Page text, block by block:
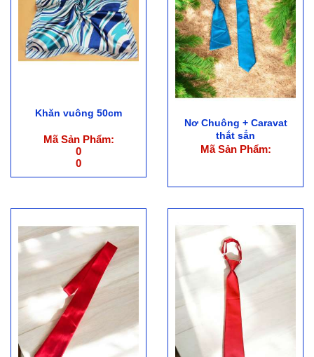
Khăn vuông 50cm
Mã Sản Phẩm:
0
0
Nơ Chuông + Caravat
thắt sẳn
Mã Sản Phẩm: